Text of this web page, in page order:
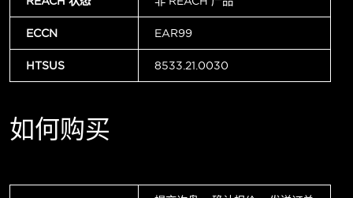
ECCN EAR99
HTSUS 8533.21.0030
如何购买